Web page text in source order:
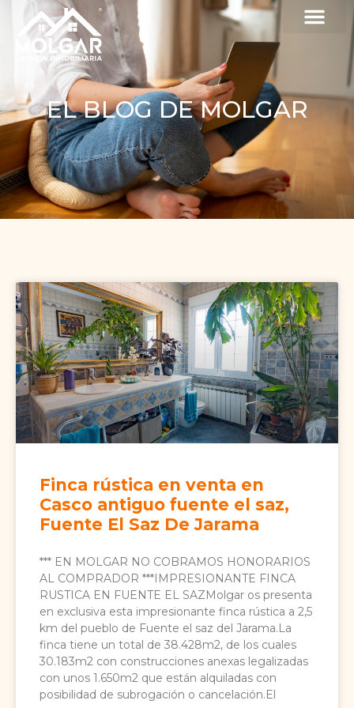
EL BLOG DE MOLGAR
Finca rústica en venta en
Casco antiguo fuente el saz,
Fuente El Saz De Jarama
*** EN MOLGAR NO COBRAMOS HONORARIOS
AL COMPRADOR ***IMPRESIONANTE FINCA
RUSTICA EN FUENTE EL SAZMolgar os presenta
en exclusiva esta impresionante finca rústica a 2,5
km del pueblo de Fuente el saz del Jarama.La
finca tiene un total de 38.428m2, de los cuales
30.183m2 con construcciones anexas legalizadas
con unos 1.650m2 que están alquiladas con
posibilidad de subrogación o cancelación.El